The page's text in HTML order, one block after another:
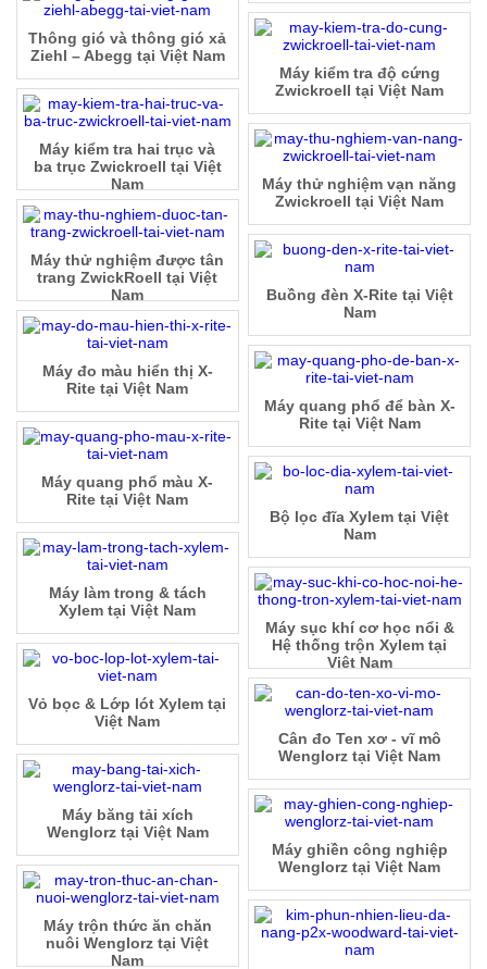
Thông gió và thông gió xả
Ziehl – Abegg tại Việt Nam
Máy kiểm tra độ cứng
Zwickroell tại Việt Nam
Máy kiểm tra hai trục và
ba trục Zwickroell tại Việt
Nam
Máy thử nghiệm vạn năng
Zwickroell tại Việt Nam
Máy thử nghiệm được tân
trang ZwickRoell tại Việt
Nam
Buồng đèn X-Rite tại Việt
Nam
Máy đo màu hiển thị X-
Rite tại Việt Nam
Máy quang phổ để bàn X-
Rite tại Việt Nam
Máy quang phổ màu X-
Rite tại Việt Nam
Bộ lọc đĩa Xylem tại Việt
Nam
Máy làm trong & tách
Xylem tại Việt Nam
Máy sục khí cơ học nổi &
Hệ thống trộn Xylem tại
Việt Nam
Vỏ bọc & Lớp lót Xylem tại
Việt Nam
Cân đo Ten xơ - vĩ mô
Wenglorz tại Việt Nam
Máy băng tải xích
Wenglorz tại Việt Nam
Máy ghiền công nghiệp
Wenglorz tại Việt Nam
Máy trộn thức ăn chăn
nuôi Wenglorz tại Việt
Nam